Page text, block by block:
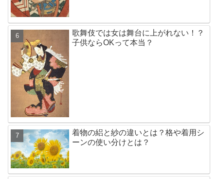
歌舞伎では女は舞台に上がれない！？
子供ならOKって本当？
着物の絽と紗の違いとは？格や着用シ
ーンの使い分けとは？